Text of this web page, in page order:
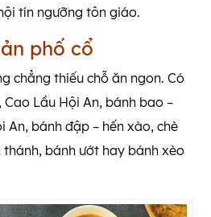
tín ngưỡng tôn giáo.
phố cổ
chẳng thiếu chỗ ăn ngon. Có
Lầu Hội An, bánh bao –
An, bánh đập – hến xào, chè
bánh ướt hay bánh xèo